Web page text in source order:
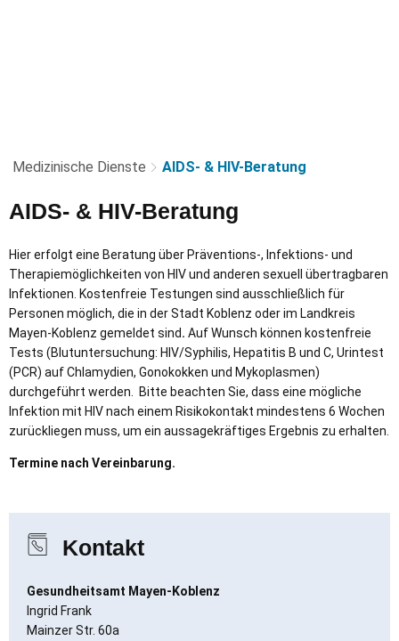
Medizinische Dienste AIDS- & HIV-Beratung
AIDS-
HIV-
Beratung
AIDS- & HIV-Beratung
Hier erfolgt eine Beratung über Präventions-, Infektions- und
Therapiemöglichkeiten von HIV und anderen sexuell übertragbaren
Infektionen. Kostenfreie Testungen sind ausschließlich für
Personen möglich, die in der Stadt Koblenz oder im Landkreis
Mayen-Koblenz gemeldet sind. Auf Wunsch können kostenfreie
Tests (Blutuntersuchung: HIV/Syphilis, Hepatitis B und C, Urintest
(PCR) auf Chlamydien, Gonokokken und Mykoplasmen)
durchgeführt werden. Bitte beachten Sie, dass eine mögliche
Infektion mit HIV nach einem Risikokontakt mindestens 6 Wochen
zurückliegen muss, um ein aussagekräftiges Ergebnis zu erhalten.
Termine nach Vereinbarung.
Kontakt
Gesundheitsamt Mayen-Koblenz
Ingrid Frank
Mainzer Str. 60a